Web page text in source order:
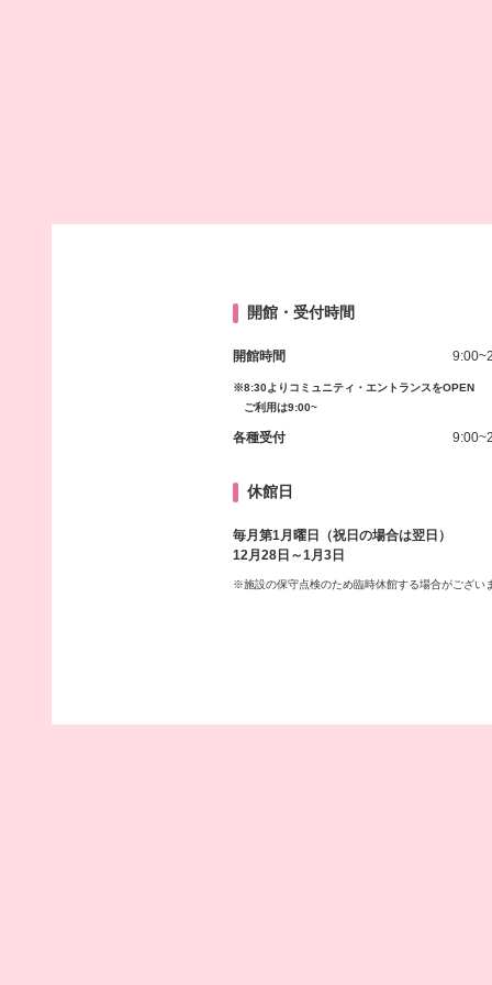
開館・受付時間
開館時間
※8:30よりコミュニティ・エントランスをOPEN
ご利用は9:00~
各種受付
休館日
毎月第1月曜日（祝日の場合は翌日）
12月28日～1月3日
※施設の保守点検のため臨時休館する場合がござい